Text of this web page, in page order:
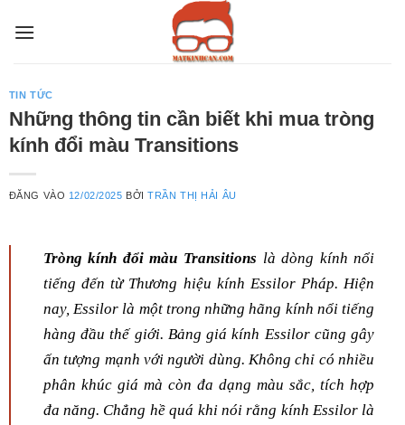
qua
TIN TỨC
Những thông tin cần biết khi mua tròng
kính đổi màu Transitions
ĐĂNG VÀO 12/02/2025 BỞITRẦN THỊ HẢI ÂU
Tròng kính đổi màu Transitions là dòng kính nổi
tiếng đến từ Thương hiệu kính Essilor Pháp. Hiện
nay, Essilor là một trong những hãng kính nổi tiếng
hàng đầu thế giới. Bảng giá kính Essilor cũng gây
ấn tượng mạnh với người dùng. Không chỉ có nhiều
phân khúc giá mà còn đa dạng màu sắc, tích hợp
đa năng. Chẳng hề quá khi nói rằng kính Essilor là